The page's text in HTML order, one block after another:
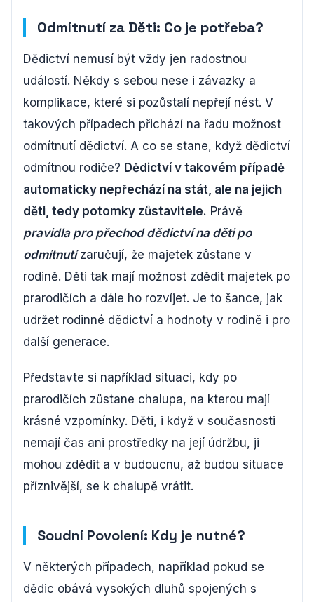
Odmítnutí za Děti: Co je potřeba?
Dědictví nemusí být vždy jen radostnou
událostí. Někdy s sebou nese i závazky a
komplikace, které si pozůstalí nepřejí nést. V
takových případech přichází na řadu možnost
odmítnutí dědictví. A co se stane, když dědictví
odmítnou rodiče? Dědictví v takovém případě
automaticky nepřechází na stát, ale na jejich
děti, tedy potomky zůstavitele. Právě
pravidla pro přechod dědictví na děti po
odmítnutízaručují, že majetek zůstane v
rodině. Děti tak mají možnost zdědit majetek po
prarodičích a dále ho rozvíjet. Je to šance, jak
udržet rodinné dědictví a hodnoty v rodině i pro
další generace.
Představte si například situaci, kdy po
prarodičích zůstane chalupa, na kterou mají
krásné vzpomínky. Děti, i když v současnosti
nemají čas ani prostředky na její údržbu, ji
mohou zdědit a v budoucnu, až budou situace
příznivější, se k chalupě vrátit.
Soudní Povolení: Kdy je nutné?
V některých případech, například pokud se
dědic obává vysokých dluhů spojených s